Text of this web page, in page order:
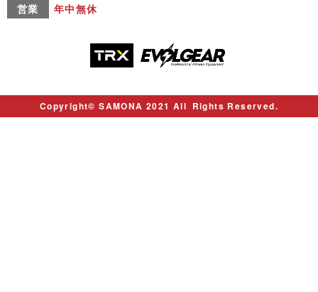
営業
年中無休
Copyright© SAMONA 2021 All Rights Reserved.